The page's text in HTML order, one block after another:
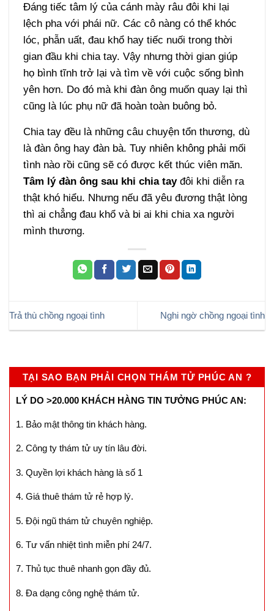
Đáng tiếc tâm lý của cánh mày râu đôi khi lại
lệch pha với phái nữ. Các cô nàng có thể khóc
lóc, phẫn uất, đau khổ hay tiếc nuối trong thời
gian đầu khi chia tay. Vậy nhưng thời gian giúp
họ bình tĩnh trở lại và tìm về với cuộc sống bình
yên hơn. Do đó mà khi đàn ông muốn quay lại thì
cũng là lúc phụ nữ đã hoàn toàn buông bỏ.
Chia tay đều là những câu chuyện tổn thương, dù
là đàn ông hay đàn bà. Tuy nhiên không phải mối
tình nào rồi cũng sẽ có được kết thúc viên mãn.
Tâm lý đàn ông sau khi chia tayđôi khi diễn ra
thật khó hiểu. Nhưng nếu đã yêu đương thật lòng
thì ai chẳng đau khổ và bi ai khi chia xa người
mình thương.
Trả thù chồng ngoại tình Nghi ngờ chồng ngoại tình
TẠI SAO BẠN PHẢI CHỌN THÁM TỬ PHÚC AN ?
LÝ DO >20.000 KHÁCH HÀNG TIN TƯỞNG PHÚC AN:
1. Bảo mật thông tin khách hàng.
2. Công ty thám tử uy tín lâu đời.
3. Quyền lợi khách hàng là số 1
4. Giá thuê thám tử rẻ hợp lý.
5. Đội ngũ thám tử chuyên nghiệp.
6. Tư vấn nhiệt tình miễn phí 24/7.
7. Thủ tục thuê nhanh gọn đầy đủ.
8. Đa dạng công nghệ thám tử.